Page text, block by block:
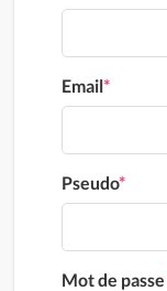
Email*
Pseudo*
Mot de passe